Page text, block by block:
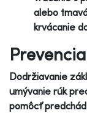
alebo
krvácanie
Dodržiavanie
umývanie rúk
pomôcť